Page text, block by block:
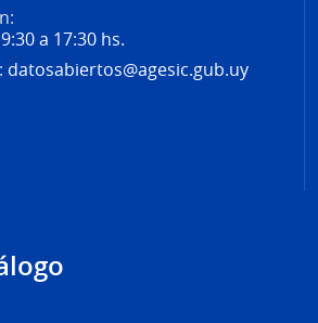
a 17:30 hs.
datosabiertos@agesic.gub.uy